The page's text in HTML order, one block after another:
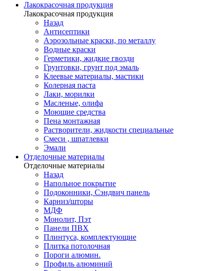
Лакокрасочная продукция
Лакокрасочная продукция
Назад
Антисептики
Аэрозольные краски, по металлу
Водные краски
Герметики, жидкие гвозди
Грунтовки, грунт под эмаль
Клеевые материалы, мастики
Колерная паста
Лаки, морилки
Масленые, олифа
Моющие средства
Пена монтажная
Растворители, жидкости специальные
Смеси , шпатлевки
Эмали
Отделочные материалы
Отделочные материалы
Назад
Напольное покрытие
Подоконники, Сэндвич панель
Карниз/шторы
МДФ
Монолит, Пэт
Панели ПВХ
Плинтуса, комплектующие
Плитка потолочная
Пороги алюмин.
Профиль алюминий